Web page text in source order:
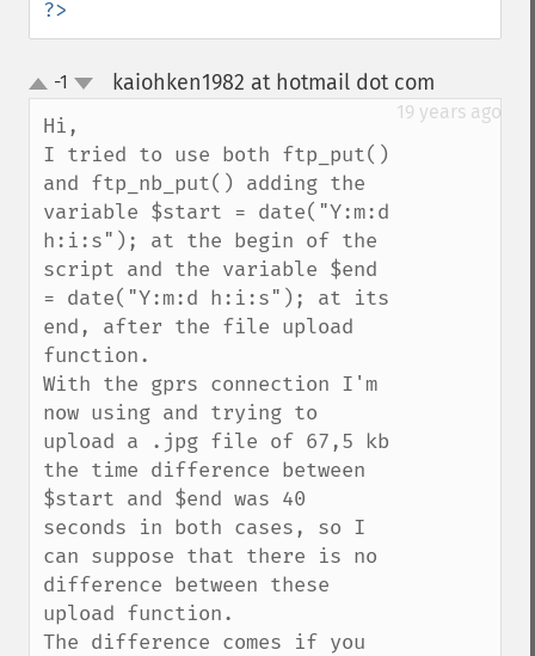
?>
up
down
-1 kaiohken1982 at hotmail dot com
19 years ago
Hi,
I tried to use both ftp_put()
and ftp_nb_put() adding the
variable $start = date("Y:m:d
h:i:s"); at the begin of the
script and the variable $end
= date("Y:m:d h:i:s"); at its
end, after the file upload
function.
With the gprs connection I'm
now using and trying to
upload a .jpg file of 67,5 kb
the time difference between
$start and $end was 40
seconds in both cases, so I
can suppose that there is no
difference between these
upload function.
The difference comes if you